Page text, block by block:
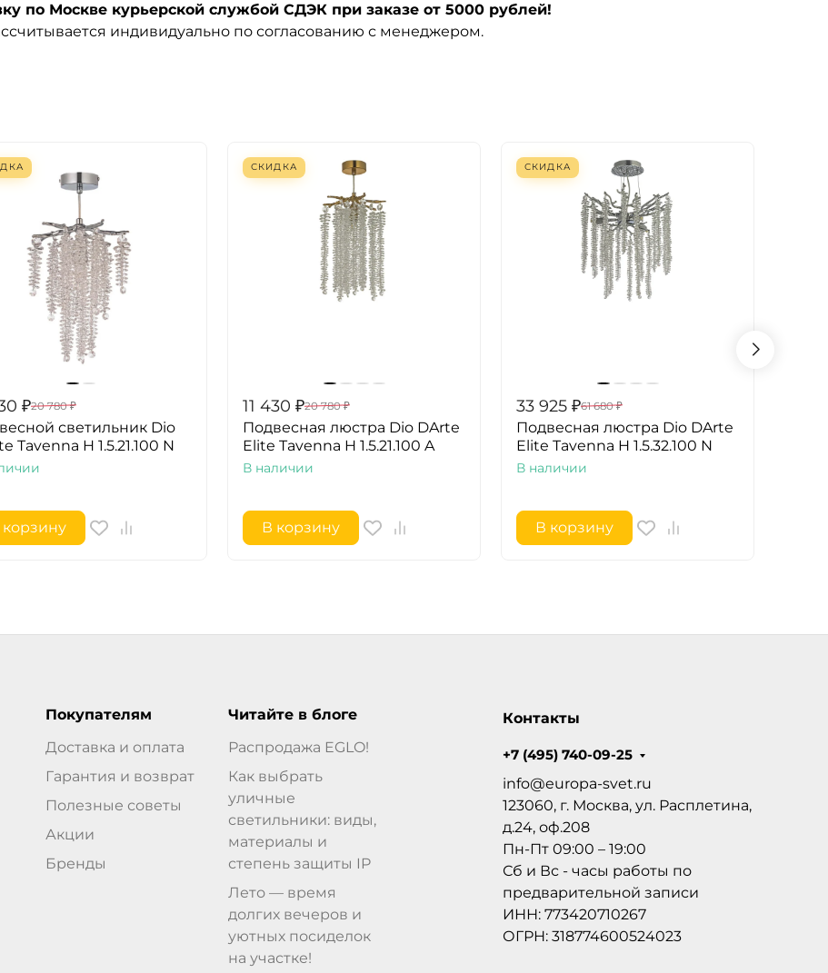
по Москве курьерской службой СДЭК при заказе от 5000 рублей!
индивидуально по согласованию с менеджером.
₽20 780 ₽
светильник Dio
Tavenna H 1.5.21.100 N
СКИДКА
11 430 ₽20 780 ₽
Подвесная люстра Dio DArte
Elite Tavenna H 1.5.21.100 A
В наличии
В корзину
СКИДКА
33 925 ₽61 680 ₽
Подвесная люстра Dio DArte
Elite Tavenna H 1.5.32.100 N
В наличии
В корзину
Покупателям
Доставка и оплата
Гарантия и возврат
Полезные советы
Акции
Бренды
Читайте в блоге
Распродажа EGLO!
Как выбрать
уличные
светильники: виды,
материалы и
степень защиты IP
Лето — время
долгих вечеров и
уютных посиделок
на участке!
Контакты
+7 (495) 740-09-25
info@europa-svet.ru
123060, г. Москва, ул. Расплетина,
д.24, оф.208
Пн-Пт 09:00 – 19:00
Сб и Вс - часы работы по
предварительной записи
ИНН: 773420710267
ОГРН: 318774600524023